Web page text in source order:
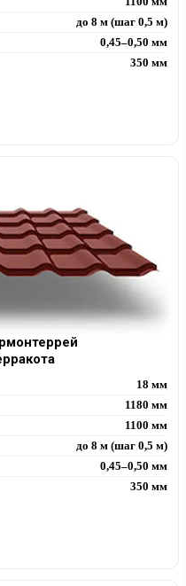
до 8 м (шаг 0,5 м)
0,45–0,50 мм
350 мм
18 мм
1180 мм
1100 мм
до 8 м (шаг 0,5 м)
0,45–0,50 мм
350 мм